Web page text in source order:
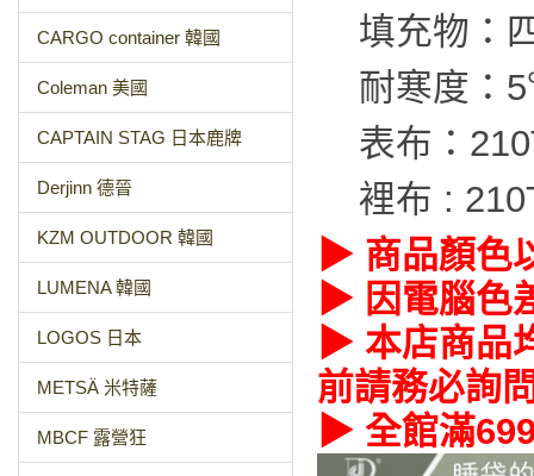
CARGO container 韓國
Coleman 美國
CAPTAIN STAG 日本鹿牌
Derjinn 德晉
KZM OUTDOOR 韓國
LUMENA 韓國
LOGOS 日本
METSÄ 米特薩
MBCF 露營狂
填充物：
耐寒度：
表布：
裡布 :
▶ 商品顏色
▶ 因電腦色
▶ 本店商品
前請務必詢
▶ 全館滿